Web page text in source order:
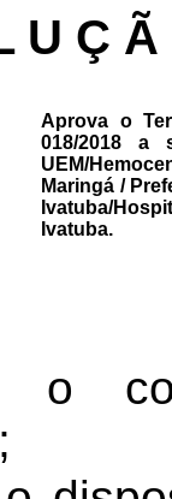
U Ç Ã
Aprova o
018/2018 a
UEM/
Maringá /
Ivatuba/
Ivatuba.
o
;